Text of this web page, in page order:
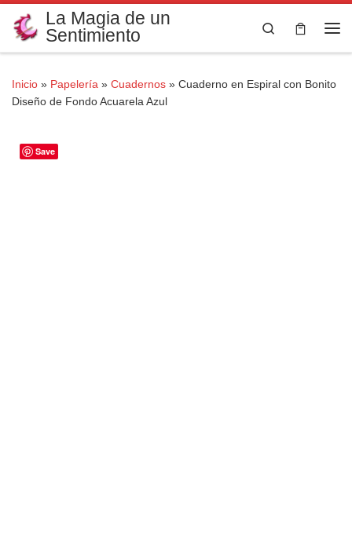
Saltar al contenido
La Magia de un
Sentimiento
Search
Inicio » Papelería » Cuadernos » Cuaderno en Espiral con Bonito
Diseño de Fondo Acuarela Azul
Save